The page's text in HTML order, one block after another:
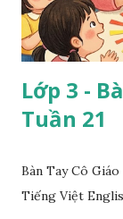
Lớp 3 -
Tuần 21
Bàn Tay Cô
Tiếng Việt